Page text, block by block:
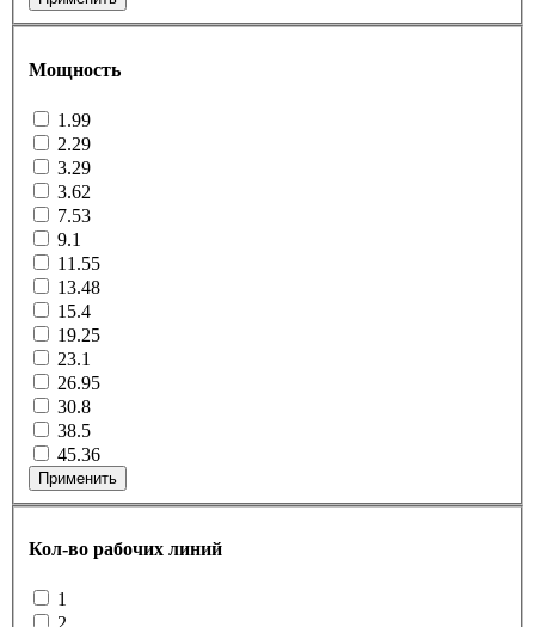
Мощность
1.99
2.29
3.29
3.62
7.53
9.1
11.55
13.48
15.4
19.25
23.1
26.95
30.8
38.5
45.36
Применить
Кол-во рабочих линий
1
2